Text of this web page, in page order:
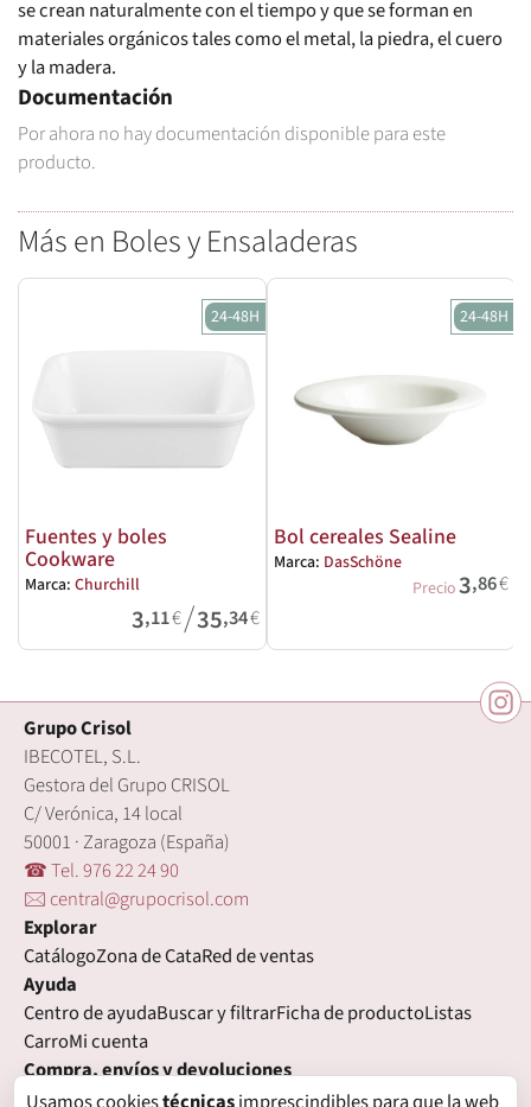
se crean naturalmente con el tiempo y que se forman en
materiales orgánicos tales como el metal, la piedra, el cuero
y la madera.
Documentación
Por ahora no hay documentación disponible para este
producto.
Más en Boles y Ensaladeras
24-48H
Fuentes y boles
Cookware
Marca: Churchill
3,11€/35,34€
24-48H
Bol cereales Sealine
Marca: DasSchöne
Precio3,86€
Grupo Crisol
IBECOTEL, S.L.
Gestora del Grupo CRISOL
C/ Verónica, 14 local
50001 · Zaragoza (España)
☎ Tel. 976 22 24 90
🖂 central@grupocrisol.com
Explorar
CatálogoZona de CataRed de ventas
Ayuda
Centro de ayudaBuscar y filtrarFicha de productoListas
CarroMi cuenta
Compra, envíos y devoluciones
Condiciones de compraFormas de pagoGastos de envío